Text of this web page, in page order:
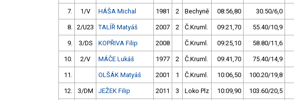
7. 1/V HÁŠA Michal 1981 2 Bechyně 08:56,80 30.50/6,0
8. 2/U23 TALÍŘ Matyáš 2007 2 Č.Kruml. 09:21,70 55.40/10,9
9. 3/DS KOPŘIVA Filip 2008 Č.Kruml. 09:25,10 58.80/11,6
10. 2/V MÁČE Lukáš 1977 2 Č.Kruml. 09:41,70 75.40/14,9
11. OLŠÁK Matyáš 2001 1 Č.Kruml. 10:06,50 100.20/19,8
12. 3/DM JEŽEK Filip 2011 3 Loko Plz 10:09,90 103.60/20,5